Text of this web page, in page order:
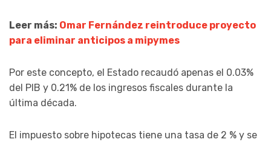
Leer más: Omar Fernández reintroduce proyecto
para eliminar anticipos a mipymes
Por este concepto, el Estado recaudó apenas el 0.03%
del PIB y 0.21% de los ingresos fiscales durante la
última década.
El impuesto sobre hipotecas tiene una tasa de 2 % y se